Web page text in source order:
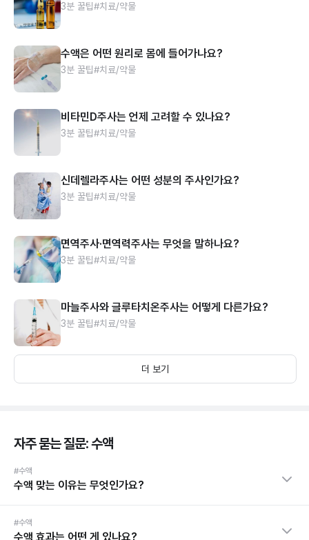
3분 꿀팁#치료/약물
수액은 어떤 원리로 몸에 들어가나요?
3분 꿀팁#치료/약물
비타민D주사는 언제 고려할 수 있나요?
3분 꿀팁#치료/약물
신데렐라주사는 어떤 성분의 주사인가요?
3분 꿀팁#치료/약물
면역주사·면역력주사는 무엇을 말하나요?
3분 꿀팁#치료/약물
마늘주사와 글루타치온주사는 어떻게 다른가요?
3분 꿀팁#치료/약물
더 보기
자주 묻는 질문: 수액
#수액
수액 맞는 이유는 무엇인가요?
#수액
수액 효과는 어떤 게 있나요?